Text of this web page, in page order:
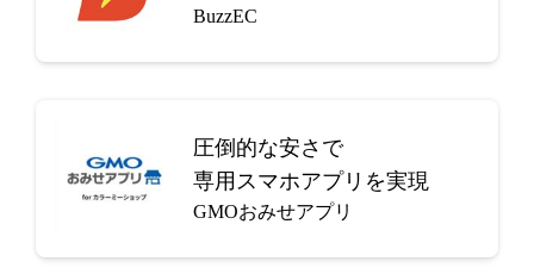
BuzzEC
圧倒的な安さで
専用スマホアプリを実現
GMOおみせアプリ